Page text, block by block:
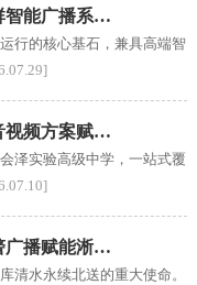
智能广播系…
行的核心基石，兼具高端智
视频方案赋…
泽实验高级中学，一站式覆
广播赋能淅…
清水永续北送的重大使命。